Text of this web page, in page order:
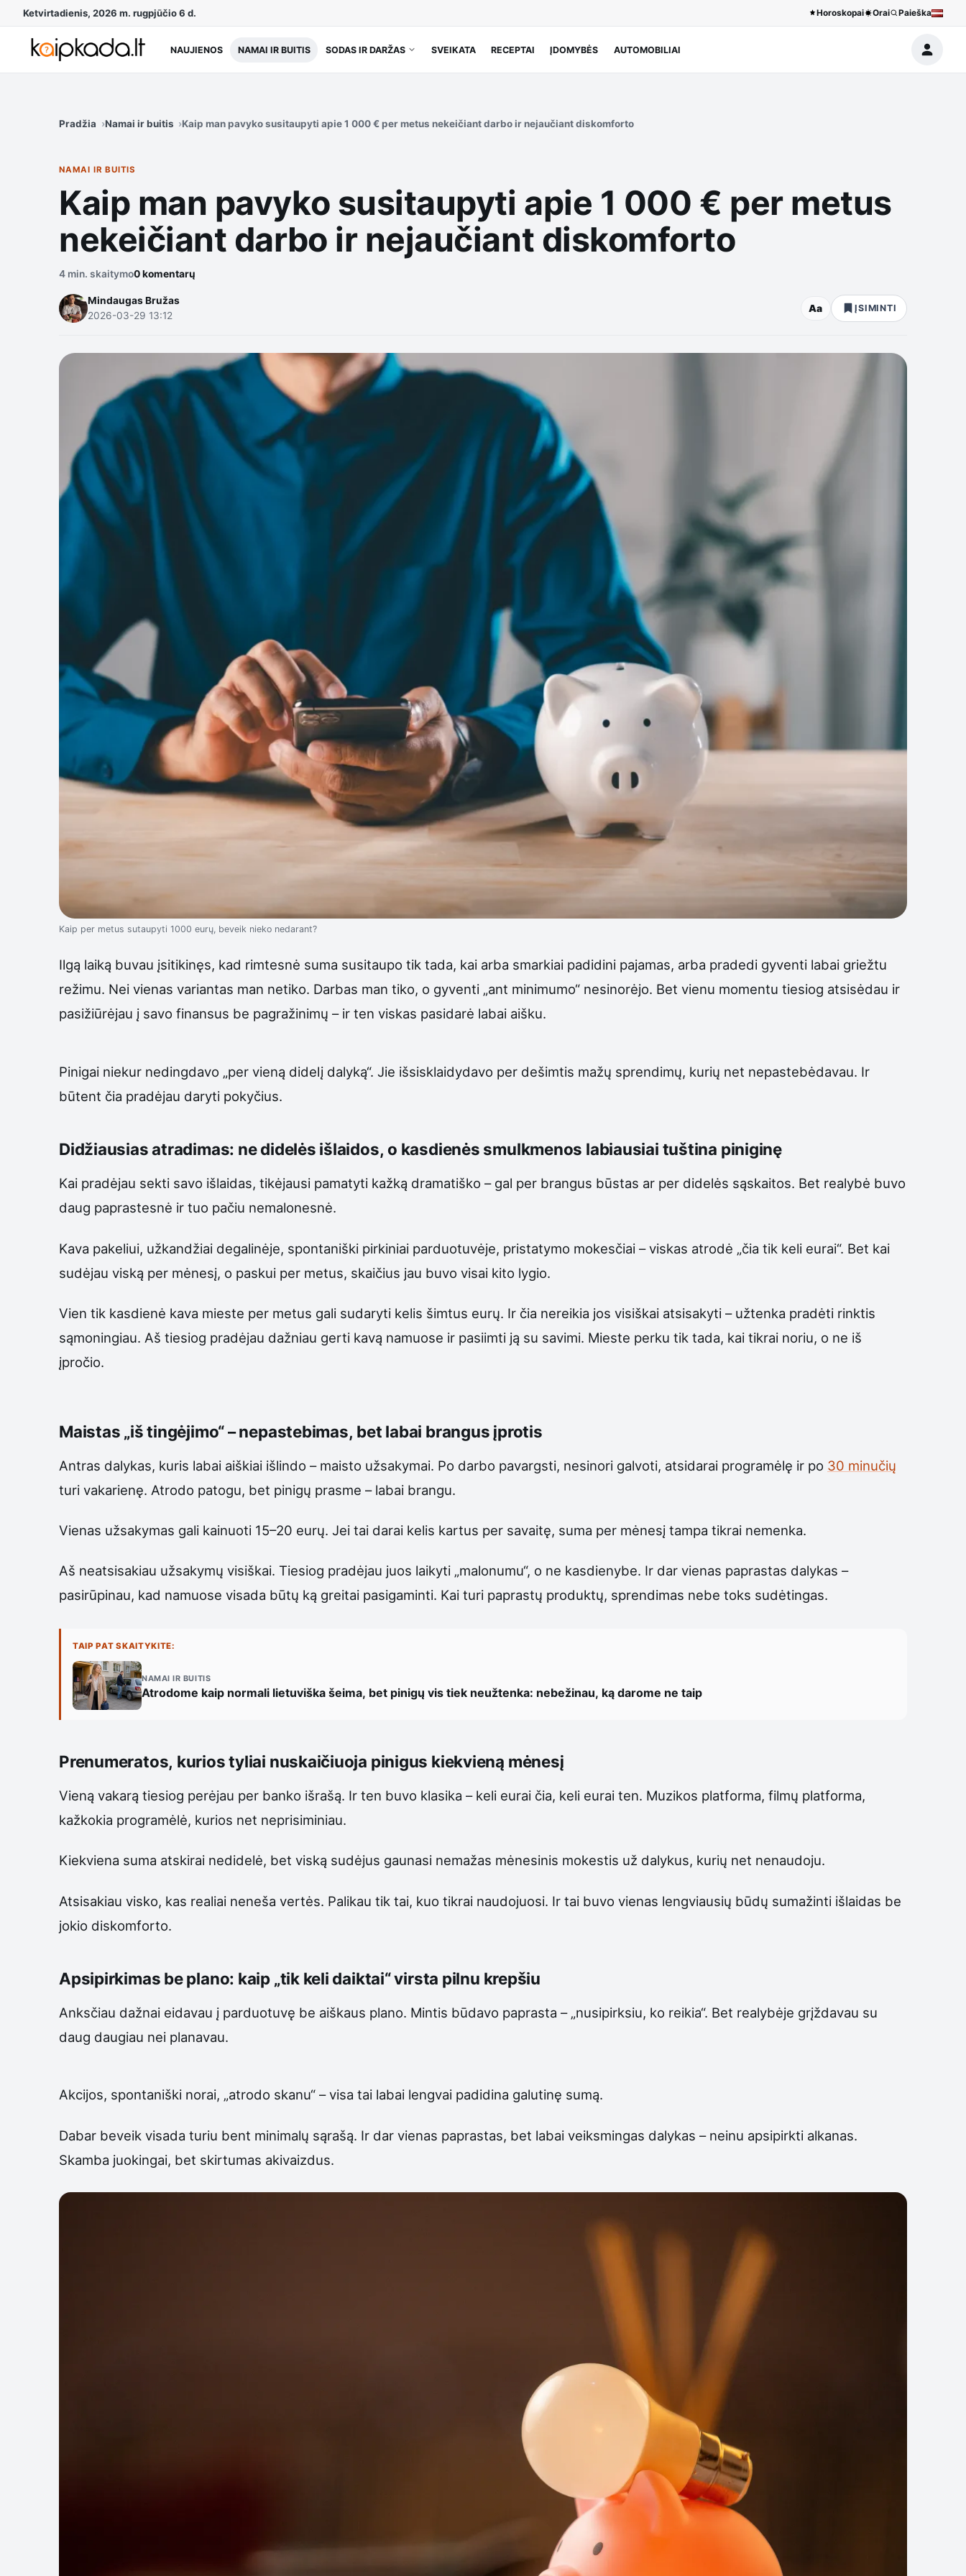
Ketvirtadienis, 2026 m. rugpjūčio 6 d. Horoskopai Orai Paieška
NAUJIENOS NAMAI IR BUITIS SODAS IR DARŽAS SVEIKATA RECEPTAI ĮDOMYBĖS AUTOMOBILIAI
Pradžia Namai ir buitis Kaip man pavyko susitaupyti apie 1 000 € per metus nekeičiant darbo ir nejaučiant diskomforto
NAMAI IR BUITIS
Kaip man pavyko susitaupyti apie 1 000 € per metus
nekeičiant darbo ir nejaučiant diskomforto
4 min. skaitymo0 komentarų
Mindaugas Bružas
2026-03-29 13:12
Aa ĮSIMINTI
Kaip per metus sutaupyti 1000 eurų, beveik nieko nedarant?
Ilgą laiką buvau įsitikinęs, kad rimtesnė suma susitaupo tik tada, kai arba smarkiai padidini pajamas, arba pradedi gyventi labai griežtu
režimu. Nei vienas variantas man netiko. Darbas man tiko, o gyventi „ant minimumo“ nesinorėjo. Bet vienu momentu tiesiog atsisėdau ir
pasižiūrėjau į savo finansus be pagražinimų – ir ten viskas pasidarė labai aišku.
Pinigai niekur nedingdavo „per vieną didelį dalyką“. Jie išsisklaidydavo per dešimtis mažų sprendimų, kurių net nepastebėdavau. Ir
būtent čia pradėjau daryti pokyčius.
Didžiausias atradimas: ne didelės išlaidos, o kasdienės smulkmenos labiausiai tuština piniginę
Kai pradėjau sekti savo išlaidas, tikėjausi pamatyti kažką dramatiško – gal per brangus būstas ar per didelės sąskaitos. Bet realybė buvo
daug paprastesnė ir tuo pačiu nemalonesnė.
Kava pakeliui, užkandžiai degalinėje, spontaniški pirkiniai parduotuvėje, pristatymo mokesčiai – viskas atrodė „čia tik keli eurai“. Bet kai
sudėjau viską per mėnesį, o paskui per metus, skaičius jau buvo visai kito lygio.
Vien tik kasdienė kava mieste per metus gali sudaryti kelis šimtus eurų. Ir čia nereikia jos visiškai atsisakyti – užtenka pradėti rinktis
sąmoningiau. Aš tiesiog pradėjau dažniau gerti kavą namuose ir pasiimti ją su savimi. Mieste perku tik tada, kai tikrai noriu, o ne iš
įpročio.
Maistas „iš tingėjimo“ – nepastebimas, bet labai brangus įprotis
Antras dalykas, kuris labai aiškiai išlindo – maisto užsakymai. Po darbo pavargsti, nesinori galvoti, atsidarai programėlę ir po 30 minučių
turi vakarienę. Atrodo patogu, bet pinigų prasme – labai brangu.
Vienas užsakymas gali kainuoti 15–20 eurų. Jei tai darai kelis kartus per savaitę, suma per mėnesį tampa tikrai nemenka.
Aš neatsisakiau užsakymų visiškai. Tiesiog pradėjau juos laikyti „malonumu“, o ne kasdienybe. Ir dar vienas paprastas dalykas –
pasirūpinau, kad namuose visada būtų ką greitai pasigaminti. Kai turi paprastų produktų, sprendimas nebe toks sudėtingas.
TAIP PAT SKAITYKITE:
NAMAI IR BUITIS
Atrodome kaip normali lietuviška šeima, bet pinigų vis tiek neužtenka: nebežinau, ką darome ne taip
Prenumeratos, kurios tyliai nuskaičiuoja pinigus kiekvieną mėnesį
Vieną vakarą tiesiog perėjau per banko išrašą. Ir ten buvo klasika – keli eurai čia, keli eurai ten. Muzikos platforma, filmų platforma,
kažkokia programėlė, kurios net neprisiminiau.
Kiekviena suma atskirai nedidelė, bet viską sudėjus gaunasi nemažas mėnesinis mokestis už dalykus, kurių net nenaudoju.
Atsisakiau visko, kas realiai neneša vertės. Palikau tik tai, kuo tikrai naudojuosi. Ir tai buvo vienas lengviausių būdų sumažinti išlaidas be
jokio diskomforto.
Apsipirkimas be plano: kaip „tik keli daiktai“ virsta pilnu krepšiu
Anksčiau dažnai eidavau į parduotuvę be aiškaus plano. Mintis būdavo paprasta – „nusipirksiu, ko reikia“. Bet realybėje grįždavau su
daug daugiau nei planavau.
Akcijos, spontaniški norai, „atrodo skanu“ – visa tai labai lengvai padidina galutinę sumą.
Dabar beveik visada turiu bent minimalų sąrašą. Ir dar vienas paprastas, bet labai veiksmingas dalykas – neinu apsipirkti alkanas.
Skamba juokingai, bet skirtumas akivaizdus.